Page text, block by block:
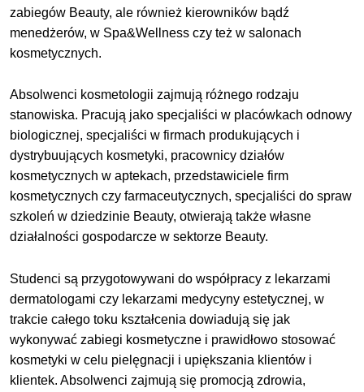
zabiegów Beauty, ale również kierowników bądź
menedżerów, w Spa&Wellness czy też w salonach
kosmetycznych.
Absolwenci kosmetologii zajmują różnego rodzaju
stanowiska. Pracują jako specjaliści w placówkach odnowy
biologicznej, specjaliści w firmach produkujących i
dystrybuujących kosmetyki, pracownicy działów
kosmetycznych w aptekach, przedstawicielefirm
kosmetycznych czy farmaceutycznych, specjaliści do spraw
szkoleń w dziedzinie Beauty, otwierają także własne
działalności gospodarcze w sektorze Beauty.
Studenci są przygotowywani do współpracy z lekarzami
dermatologami czy lekarzami medycyny estetycznej, w
trakcie całego toku kształcenia dowiadują się jak
wykonywać zabiegi kosmetyczne i prawidłowo stosować
kosmetyki w celu pielęgnacji i upiększania klientów i
klientek. Absolwenci zajmują się promocją zdrowia,